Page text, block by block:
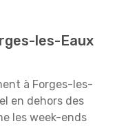
les-Eaux
à Forges-les-
en dehors des
les week-ends